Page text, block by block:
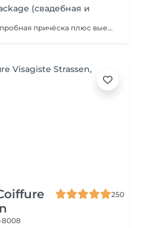
(свадебная и
Свадебная причёска плюс пробная причёска плюс выезд на дом. Паркинг оплачивается отдельно.
250
8008